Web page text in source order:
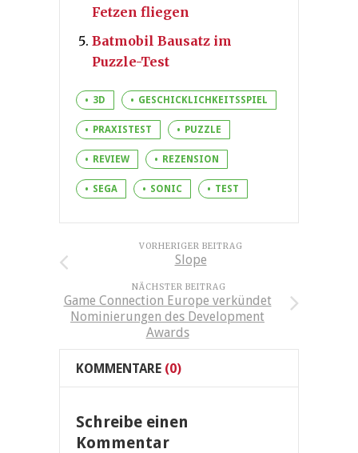
Fetzen fliegen
Batmobil Bausatz im
Puzzle-Test
3D GESCHICKLICHKEITSSPIEL
PRAXISTEST PUZZLE
REVIEW REZENSION
SEGA SONIC TEST
VORHERIGER BEITRAG
Slope
NÄCHSTER BEITRAG
Game Connection Europe verkündet
Nominierungen des Development
Awards
KOMMENTARE (0)
Schreibe einen
Kommentar